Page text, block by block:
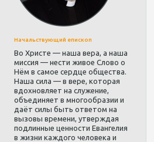
Начальствующий епископ
Во Христе — наша вера, а наша
миссия — нести живое Слово о
Нём в самое сердце общества.
Наша сила — в вере, которая
вдохновляет на служение,
объединяет в многообразии и
даёт силы быть ответом на
вызовы времени, утверждая
подлинные ценности Евангелия
в жизни каждого человека и